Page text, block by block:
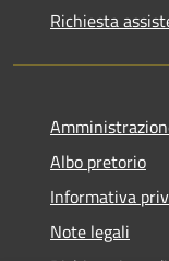
Richiesta
Albo pretorio
Informativa
Note legali